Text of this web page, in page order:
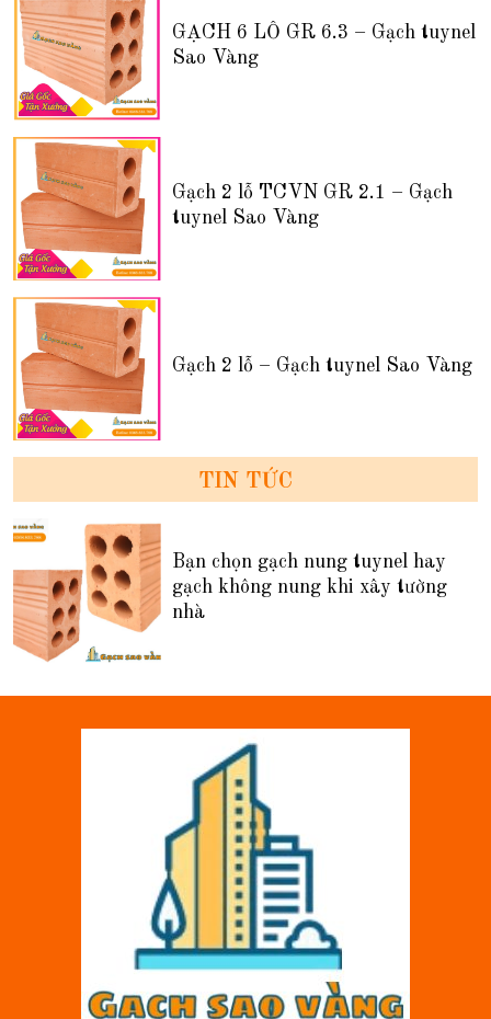
GẠCH 6 LỖ GR 6.3 – Gạch tuynel
Sao Vàng
Gạch 2 lỗ TCVN GR 2.1 – Gạch
tuynel Sao Vàng
Gạch 2 lỗ – Gạch tuynel Sao Vàng
TIN TỨC
Bạn chọn gạch nung tuynel hay
gạch không nung khi xây tường
nhà